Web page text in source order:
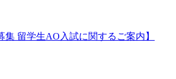
集 留学生AO入試に関するご案内】